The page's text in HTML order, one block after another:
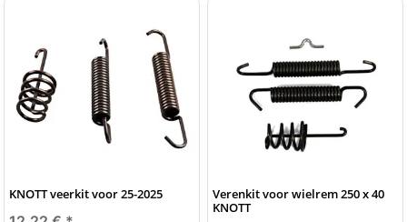
KNOTT veerkit voor 25-2025
Verenkit voor wielrem 250 x 40
KNOTT